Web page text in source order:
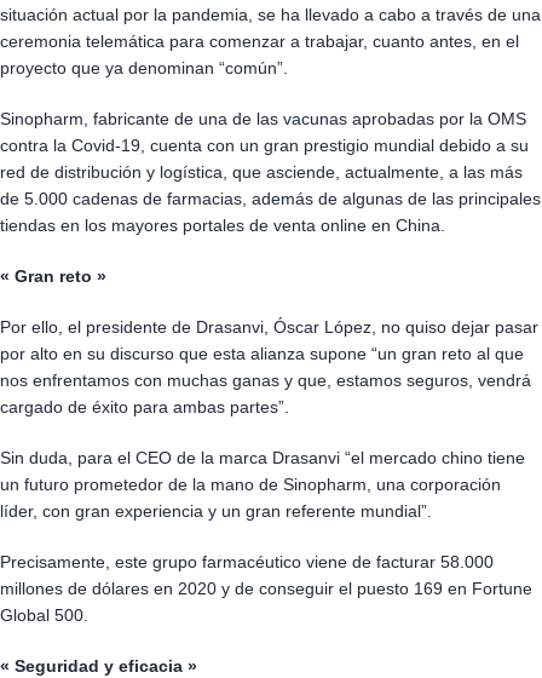
situación actual por la pandemia, se ha llevado a cabo a través de una
ceremonia telemática para comenzar a trabajar, cuanto antes, en el
proyecto que ya denominan “común”.
Sinopharm, fabricante de una de las vacunas aprobadas por la OMS
contra la Covid-19, cuenta con un gran prestigio mundial debido a su
red de distribución y logística, que asciende, actualmente, a las más
de 5.000 cadenas de farmacias, además de algunas de las principales
tiendas en los mayores portales de venta online en China.
« Gran reto »
Por ello, el presidente de Drasanvi, Óscar López, no quiso dejar pasar
por alto en su discurso que esta alianza supone “un gran reto al que
nos enfrentamos con muchas ganas y que, estamos seguros, vendrá
cargado de éxito para ambas partes”.
Sin duda, para el CEO de la marca Drasanvi “el mercado chino tiene
un futuro prometedor de la mano de Sinopharm, una corporación
líder, con gran experiencia y un gran referente mundial”.
Precisamente, este grupo farmacéutico viene de facturar 58.000
millones de dólares en 2020 y de conseguir el puesto 169 en Fortune
Global 500.
« Seguridad y eficacia »